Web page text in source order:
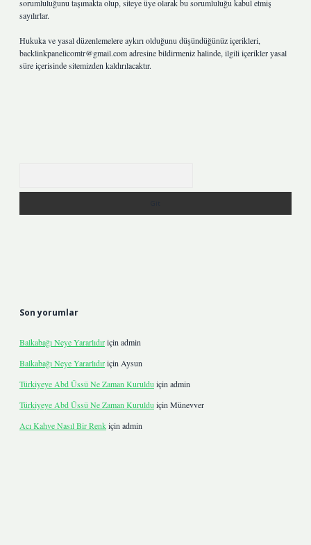
sorumluluğunu taşımakta olup, siteye üye olarak bu sorumluluğu kabul etmiş
sayılırlar.
Hukuka ve yasal düzenlemelere aykırı olduğunu düşündüğünüz içerikleri,
backlinkpanelicomtr@gmail.comadresine bildirmeniz halinde, ilgili içerikler yasal
süre içerisinde sitemizden kaldırılacaktır.
Son yorumlar
Balkabağı Neye Yararlıdıriçin admin
Balkabağı Neye Yararlıdıriçin Aysun
Türkiyeye Abd Üssü Ne Zaman Kuruldu için admin
Türkiyeye Abd Üssü Ne Zaman Kuruldu için Münevver
Acı Kahve Nasıl Bir Renkiçin admin